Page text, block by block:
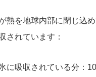
熱を地球内部に閉じ込め
されています：
に吸収されている分：